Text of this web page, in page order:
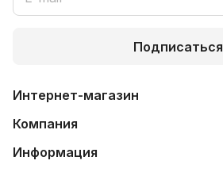
Подписаться
Интернет-магазин
Компания
Информация